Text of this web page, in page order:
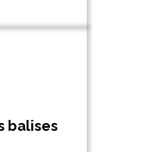
balises